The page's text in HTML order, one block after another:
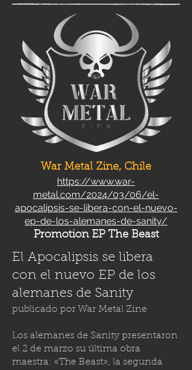
War Metal Zine, Chile
https://www.war-
metal.com/2024/03/06/el-
apocalipsis-se-libera-con-el-nuevo-
ep-de-los-alemanes-de-sanity/
Promotion EP The Beast
El Apocalipsis se libera
con el nuevo EP de los
alemanes de Sanity
publicado por War Metal Zine
Los alemanes de Sanity presentaron
el 2 de marzo su última obra
maestra: «The Beast», la segunda